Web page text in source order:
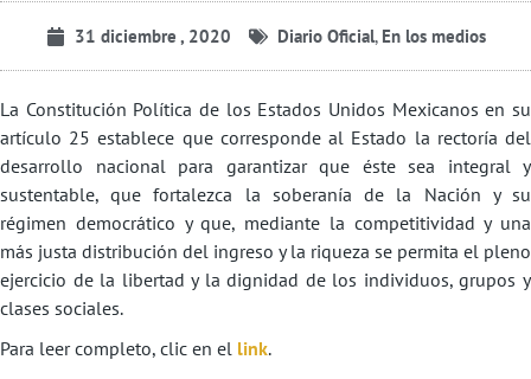
31 diciembre , 2020 Diario Oficial, En los medios
La Constitución Política de los Estados Unidos Mexicanos en su
artículo 25 establece que corresponde al Estado la rectoría del
desarrollo nacional para garantizar que éste sea integral y
sustentable, que fortalezca la soberanía de la Nación y su
régimen democrático y que, mediante la competitividad y una
más justa distribución del ingreso y la riqueza se permita el pleno
ejercicio de la libertad y la dignidad de los individuos, grupos y
clases sociales.
Para leer completo, clic en el link.